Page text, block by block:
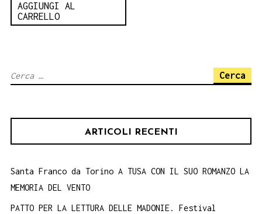
AGGIUNGI AL
CARRELLO
Ricerca
ARTICOLI RECENTI
Santa Franco da Torino A TUSA CON IL SUO ROMANZO LA
MEMORIA DEL VENTO
PATTO PER LA LETTURA DELLE MADONIE. Festival